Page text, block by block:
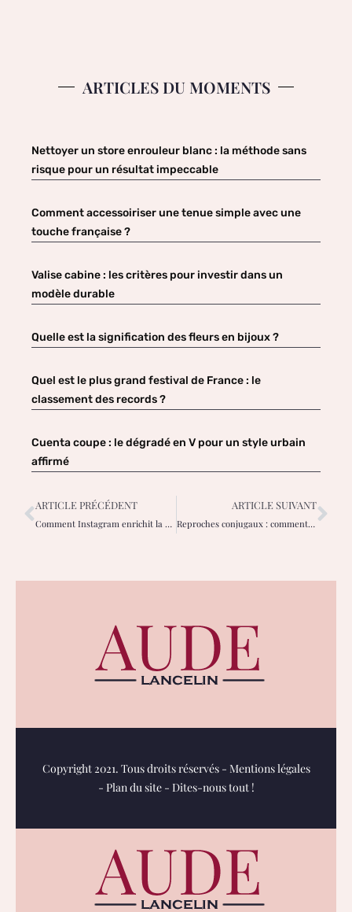
ARTICLES DU MOMENTS
Nettoyer un store enrouleur blanc : la méthode sans
risque pour un résultat impeccable
Comment accessoiriser une tenue simple avec une
touche française ?
Valise cabine : les critères pour investir dans un
modèle durable
Quelle est la signification des fleurs en bijoux ?
Quel est le plus grand festival de France : le
classement des records ?
Cuenta coupe : le dégradé en V pour un style urbain
affirmé
ARTICLE PRÉCÉDENT
Comment Instagram enrichit la vie des femmes modernes et connectées
ARTICLE SUIVANT
Reproches conjugaux : comment surmonter le sentiment d’éloignement inattendu ?
Copyright 2021. Tous droits réservés - Mentions légales
- Plan du site- Dites-nous tout !